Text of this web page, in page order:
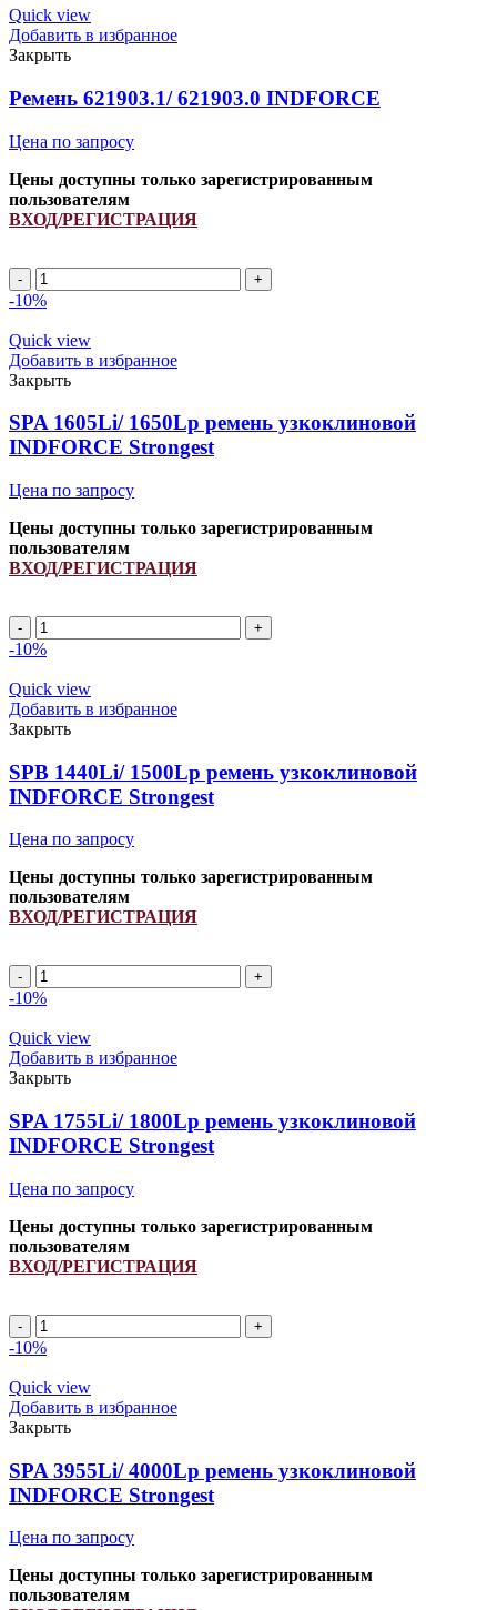
ремень
приводной
INDFORCE
Strongest
quantity
Quick view
Добавить в избранное
Закрыть
Ремень 621903.1/ 621903.0 INDFORCE
Цена по запросу
Цены доступны только зарегистрированным
пользователям
ВХОД/РЕГИСТРАЦИЯ
Ремень
621903.1/
INDFORCE
quantity
-10%
Quick view
Добавить в избранное
Закрыть
SPA 1605Li/ 1650Lp ремень узкоклиновой
INDFORCE Strongest
Цена по запросу
Цены доступны только зарегистрированным
пользователям
ВХОД/РЕГИСТРАЦИЯ
SPA
1605Li/
ремень
узкоклиновой
INDFORCE
Strongest
quantity
-10%
Quick view
Добавить в избранное
Закрыть
SPB 1440Li/ 1500Lp ремень узкоклиновой
INDFORCE Strongest
Цена по запросу
Цены доступны только зарегистрированным
пользователям
ВХОД/РЕГИСТРАЦИЯ
SPB
1440Li/
ремень
узкоклиновой
INDFORCE
Strongest
quantity
-10%
Quick view
Добавить в избранное
Закрыть
SPA 1755Li/ 1800Lp ремень узкоклиновой
INDFORCE Strongest
Цена по запросу
Цены доступны только зарегистрированным
пользователям
ВХОД/РЕГИСТРАЦИЯ
SPA
1755Li/
ремень
узкоклиновой
INDFORCE
Strongest
quantity
-10%
Quick view
Добавить в избранное
Закрыть
SPA 3955Li/ 4000Lp ремень узкоклиновой
INDFORCE Strongest
Цена по запросу
Цены доступны только зарегистрированным
пользователям